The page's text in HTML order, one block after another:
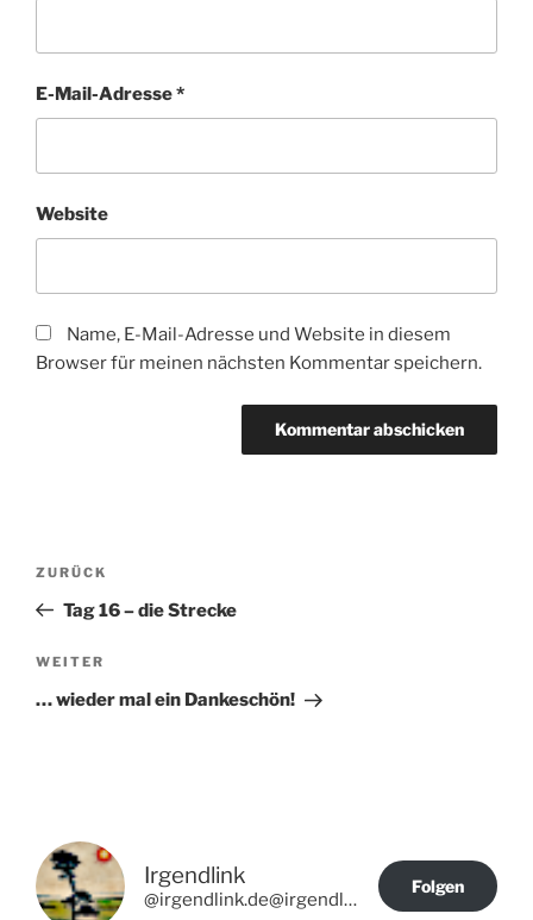
E-Mail-Adresse*
Website
Name, E-Mail-Adresse und Website in diesem
Browser für meinen nächsten Kommentar speichern.
Beitragsnavigation
Vorheriger
Beitrag
ZURÜCK
Tag 16 – die Strecke
Nächster
Beitrag
WEITER
… wieder mal ein Dankeschön!
Irgendlink
@irgendlink.de@irgendlink.de
Folgen